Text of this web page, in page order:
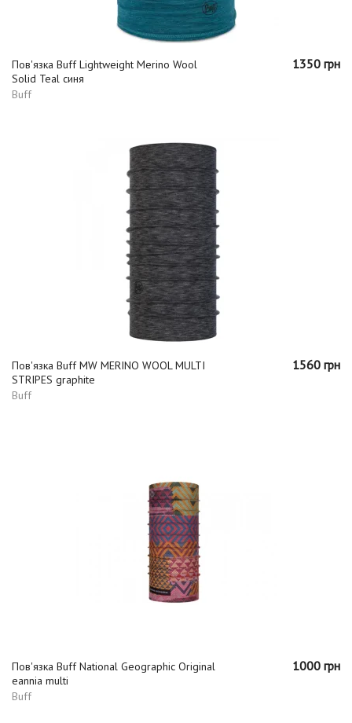
Пов'язка Buff Lightweight Merino Wool
Solid Teal синя
Buff
1350 грн
Пов'язка Buff MW MERINO WOOL MULTI
STRIPES graphite
Buff
1560 грн
Пов'язка Buff National Geographic Original
eannia multi
Buff
1000 грн